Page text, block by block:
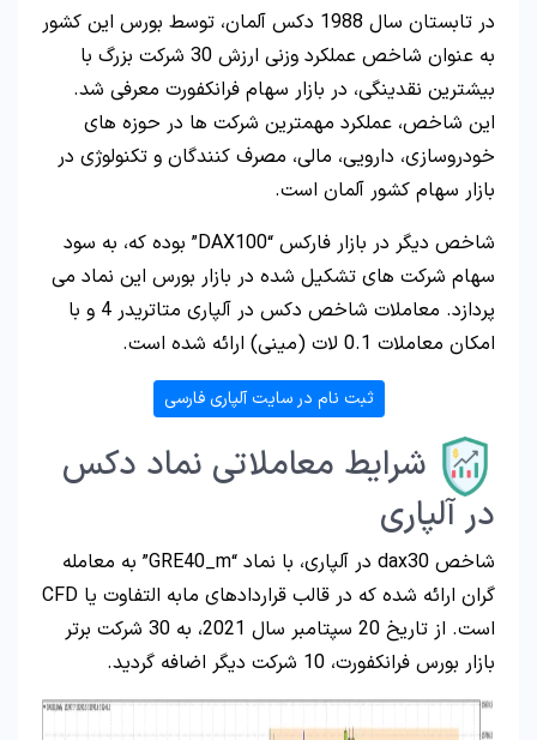
در تابستان سال 1988 دکس آلمان، توسط بورس این کشور
به عنوان شاخص عملکرد وزنی ارزش 30 شرکت بزرگ با
بیشترین نقدینگی، در بازار سهام فرانکفورت معرفی شد.
این شاخص، عملکرد مهمترین شرکت ها در حوزه های
خودروسازی، دارویی، مالی، مصرف کنندگان و تکنولوژی در
بازار سهام کشور آلمان است.
شاخص دیگر در بازار فارکس “DAX100” بوده که، به سود
سهام شرکت های تشکیل شده در بازار بورس این نماد می
پردازد. معاملات شاخص دکس در آلپاری متاتریدر 4 و با
امکان معاملات 0.1 لات (مینی) ارائه شده است.
ثبت نام در سایت آلپاری فارسی
شرایط معاملاتی نماد دکس
در آلپاری
شاخص dax30 در آلپاری، با نماد “GRE40_m” به معامله
گران ارائه شده که در قالب قراردادهای مابه التفاوت یا CFD
است. از تاریخ 20 سپتامبر سال 2021، به 30 شرکت برتر
بازار بورس فرانکفورت، 10 شرکت دیگر اضافه گردید.